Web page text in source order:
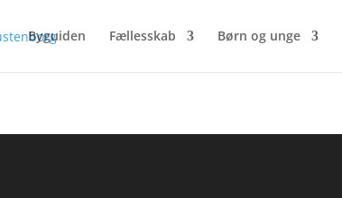
Byguiden Fællesskab Børn og unge